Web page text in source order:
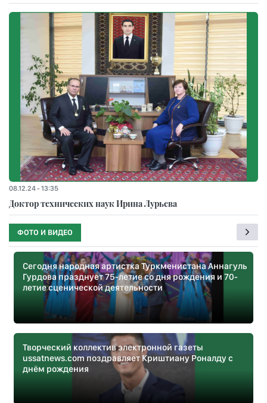
08.12.24 - 13:35
Доктор технических наук Ирина Лурьева
ФОТО И ВИДЕО
Сегодня народная артистка Туркменистана Аннагуль
Гурдова празднует 75-летие со дня рождения и 70-
летие сценической деятельности
Творческий коллектив электронной газеты
ussatnews.com поздравляет Криштиану Роналду с
днём рождения